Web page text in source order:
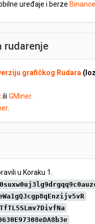
uređaje i berze Binance
rudarenje
grafičkog Rudara
ili GMiner.
.
u Koraku 1.